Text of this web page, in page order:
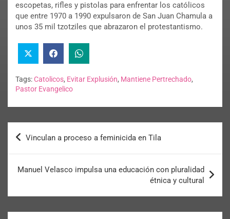
escopetas, rifles y pistolas para enfrentar los católicos
que entre 1970 a 1990 expulsaron de San Juan Chamula a
unos 35 mil tzotziles que abrazaron el protestantismo.
Tags:Catolicos, Evitar Explusión, Mantiene Pertrechado,
Pastor Evangelico
Vinculan a proceso a feminicida en Tila
Manuel Velasco impulsa una educación con pluralidad
étnica y cultural